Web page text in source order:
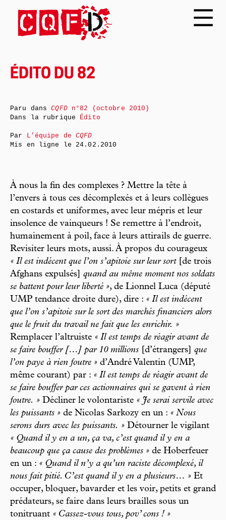
ÉDITO DU 82
À nous la fin des complexes ? Mettre la tête à
l’envers à tous ces décomplexés et à leurs collègues
en costards et uniformes, avec leur mépris et leur
insolence de vainqueurs ! Se remettre à l’endroit,
humainement à poil, face à leurs attirails de guerre.
Revisiter leurs mots, aussi. À propos du courageux
« Il est indécent que l’on s’apitoie sur leur sort[de trois
Afghans expulsés] quand au même moment nos soldats
se battent pour leur liberté », de Lionnel Luca (député
UMP tendance droite dure), dire : « Il est indécent
que l’on s’apitoie sur le sort des marchés financiers alors
que le fruit du travail ne fait que les enrichir. »
Remplacer l’altruiste « Il est temps de réagir avant de
se faire bouffer […] par 10 millions [d’étrangers] que
l’on paye à rien foutre » d’André Valentin (UMP,
même courant) par : « Il est temps de réagir avant de
se faire bouffer par ces actionnaires qui se gavent à rien
foutre. » Décliner le volontariste « Je serai servile avec
les puissants » de Nicolas Sarkozy en un : « Nous
serons durs avec les puissants. » Détourner le vigilant
« Quand il y en a un, ça va, c’est quand il y en a
beaucoup que ça cause des problèmes » de Hoberfeuer
en un : « Quand il n’y a qu’un raciste décomplexé, il
nous fait pitié. C’est quand il y en a plusieurs… » Et
occuper, bloquer, bavarder et les voir, petits et grand
prédateurs, se faire dans leurs brailles sous un
tonitruant « Cassez-vous tous, pov’ cons ! »
Paru dansCQFDn°82 (octobre 2010)
Dans la rubrique Édito
Par L’équipe deCQFD
Mis en ligne le 24.02.2010